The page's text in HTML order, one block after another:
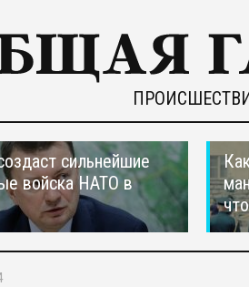
сильнейшие
войска НАТО в